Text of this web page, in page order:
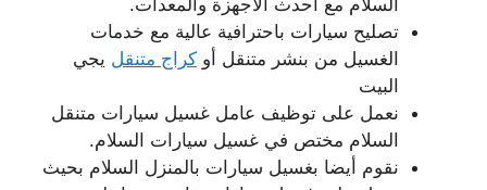
تصليح سيارات باحترافية عالية مع خدمات
الغسيل من بنشر متنقل أو كراج متنقل يجي
البيت
نعمل على توظيف عامل غسيل سيارات متنقل
السلام مختص في غسيل سيارات السلام.
نقوم أيضا بغسيل سيارات بالمنزل السلام بحيث